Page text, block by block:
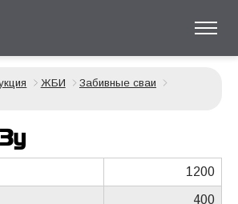
ЖБИ
Забивные сваи
1200
400